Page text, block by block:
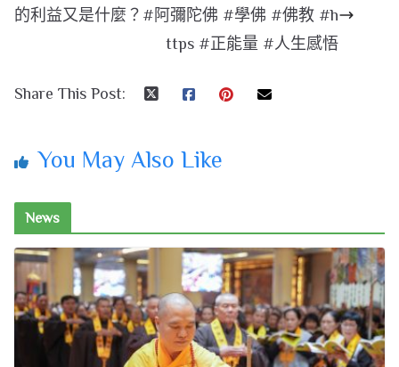
的利益又是什麼？#阿彌陀佛 #學佛 #佛教 #h
ttps #正能量 #人生感悟
Share This Post:
You May Also Like
News